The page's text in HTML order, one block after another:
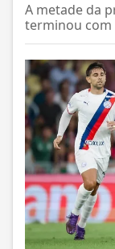
A metade da
terminou com